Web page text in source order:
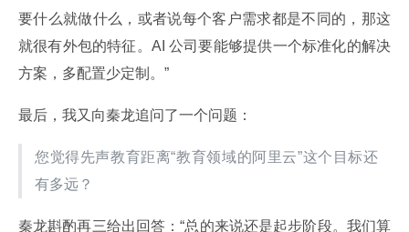
要什么就做什么，或者说每个客户需求都是不同的，那这
就很有外包的特征。AI 公司要能够提供一个标准化的解决
方案，多配置少定制。”
最后，我又向秦龙追问了一个问题：
您觉得先声教育距离“教育领域的阿里云”这个目标还
有多远？
秦龙斟酌再三给出回答：“总的来说还是起步阶段。我们算